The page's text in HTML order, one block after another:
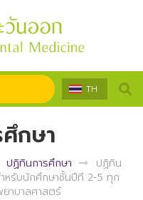
TH
กษา
ปฏิทินการศึกษา
ปฏิทิน
หรับนักศึกษาชั้นปีที 2-5 ทุก
าบาลศาสตร์